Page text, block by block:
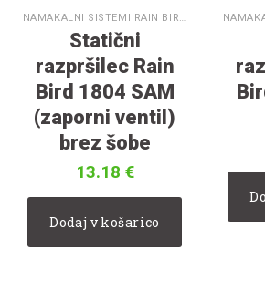
NAMAKALNI SISTEMI RAIN BIRD
Statični
razpršilec Rain
Bird 1804 SAM
(zaporni ventil)
brez šobe
13.18 €
Dodaj v košarico